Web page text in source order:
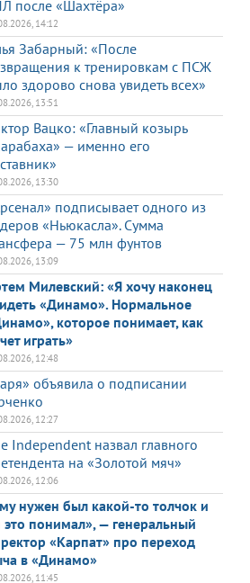
после «Шахтёра»
14:12
Забарный: «После
к тренировкам с ПСЖ
здорово снова увидеть всех»
13:51
Вацко: «Главный козырь
— именно его
13:30
подписывает одного из
«Ньюкасла». Сумма
— 75 млн фунтов
13:09
Милевский: «Я хочу наконец
«Динамо». Нормальное
которое понимает, как
играть»
12:48
объявила о подписании
12:27
Independent назвал главного
на «Золотой мяч»
12:06
нужен был какой-то толчок и
это понимал», — генеральный
«Карпат» про переход
в «Динамо»
11:45